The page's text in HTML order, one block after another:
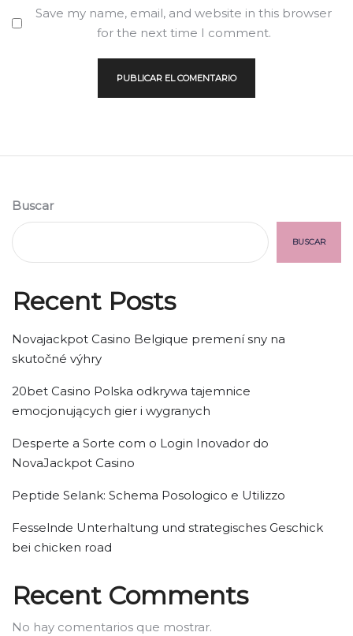
Buscar
BUSCAR
Recent Posts
Novajackpot Casino Belgique premení sny na
skutočné výhry
20bet Casino Polska odkrywa tajemnice
emocjonujących gier i wygranych
Desperte a Sorte com o Login Inovador do
NovaJackpot Casino
Peptide Selank: Schema Posologico e Utilizzo
Fesselnde Unterhaltung und strategisches Geschick
bei chicken road
Recent Comments
No hay comentarios que mostrar.
Save my name, email, and website in this browser
for the next time I comment.